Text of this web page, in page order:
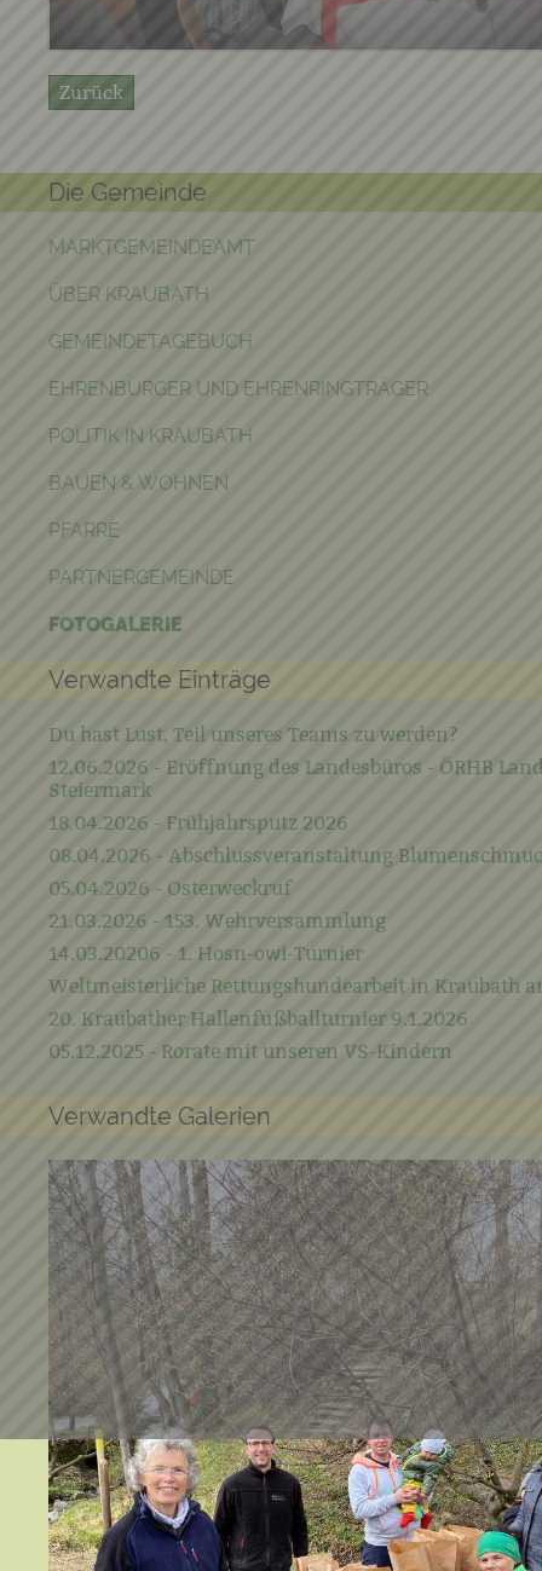
Zurück
Die Gemeinde
MARKTGEMEINDEAMT
ÜBER KRAUBATH
GEMEINDETAGEBUCH
EHRENBÜRGER UND EHRENRINGTRÄGER
POLITIK IN KRAUBATH
BAUEN & WOHNEN
PFARRE
PARTNERGEMEINDE
FOTOGALERIE
Verwandte Einträge
Du hast Lust, Teil unseres Teams zu werden?
12.06.2026 - Eröffnung des Landesbüros - ÖRHB
Steiermark
18.04.2026 - Frühjahrsputz 2026
08.04.2026 - Abschlussveranstaltung
05.04.2026 - Osterweckruf
21.03.2026 - 153. Wehrversammlung
14.03.20206 - 1. Hosn-owi-Turnier
Weltmeisterliche Rettungshundearbeit in Kraubath
20. Kraubather Hallenfußballturnier 9.1.2026
05.12.2025 - Rorate mit unseren VS-Kindern
Verwandte Galerien